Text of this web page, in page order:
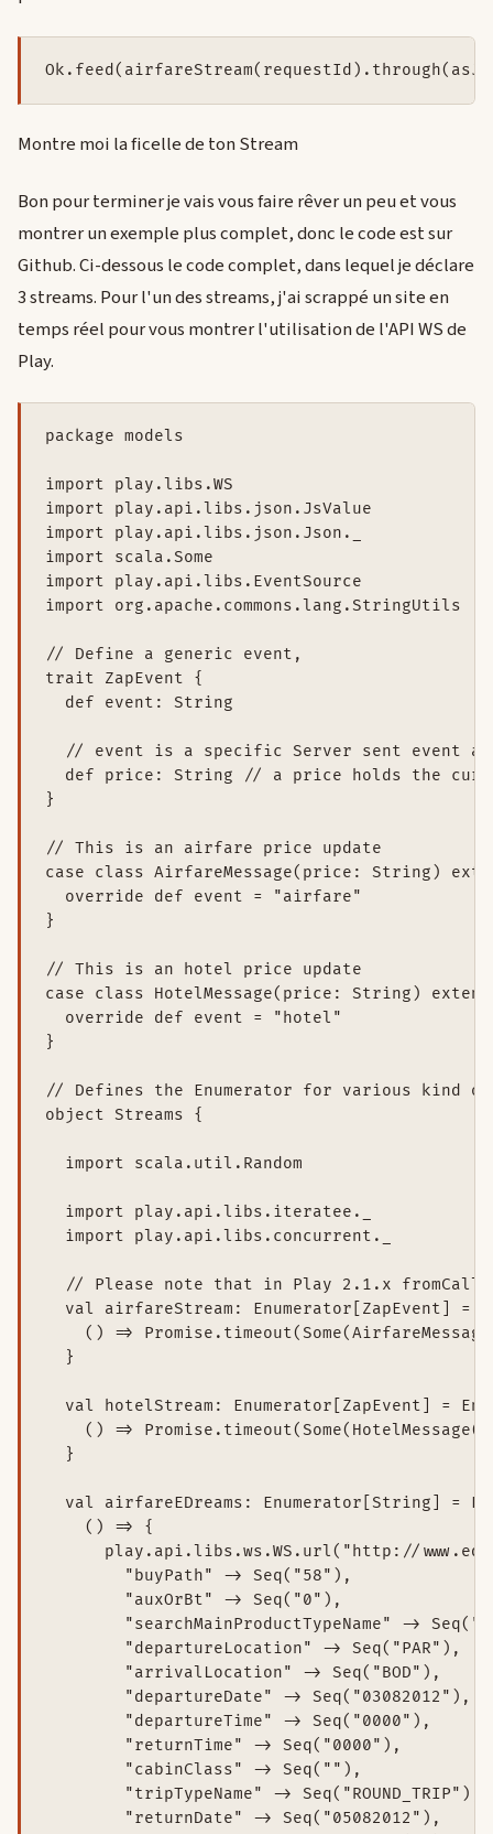
Montre moi la ficelle de ton Stream
Bon pour terminer je vais vous faire rêver un peu et vous
montrer un exemple plus complet, donc le code est sur
Github. Ci-dessous le code complet, dans lequel je déclare
3 streams. Pour l'un des streams, j'ai scrappé un site en
temps réel pour vous montrer l'utilisation de l'API WS de
Play.
package models
import play.libs.WS
import play.api.libs.json.JsValue
import play.api.libs.json.Json._
import scala.Some
import play.api.libs.EventSource
import org.apache.commons.lang.StringUtils
// Define a generic event,
trait ZapEvent {
  def event: String
// event is a specific Server sent event
def price: String // a price holds the
}
// This is an airfare price update
case class AirfareMessage(price: String)
  override def event = "airfare"
}
// This is an hotel price update
case class HotelMessage(price: String)
  override def event = "hotel"
}
// Defines the Enumerator for various kind of
object Streams {
  import scala.util.Random
  import play.api.libs.iteratee._
  import play.api.libs.concurrent._
// Please note that in Play 2.1.x
val airfareStream: Enumerator[ZapEvent] =
() =>
  }
val hotelStream: Enumerator[ZapEvent] =
() =>
  }
val airfareEDreams: Enumerator[String] =
    () => {
play.api.libs.ws.WS.url("http://
        "buyPath" -> Seq("58"),
        "auxOrBt" -> Seq("0"),
"searchMainProductTypeName" ->
        "departureLocation" -> Seq("PAR"),
        "arrivalLocation" -> Seq("BOD"),
        "departureDate" -> Seq("03082012"),
        "departureTime" -> Seq("0000"),
        "returnTime" -> Seq("0000"),
        "cabinClass" -> Seq(""),
        "tripTypeName" -> Seq("ROUND_TRIP"),
        "returnDate" -> Seq("05082012"),